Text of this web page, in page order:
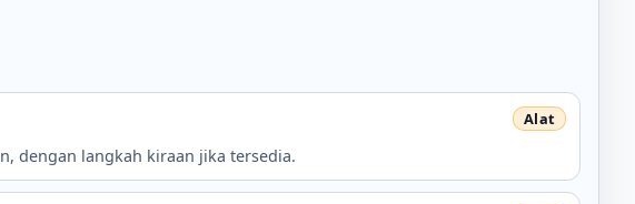
dengan langkah kiraan jika tersedia.